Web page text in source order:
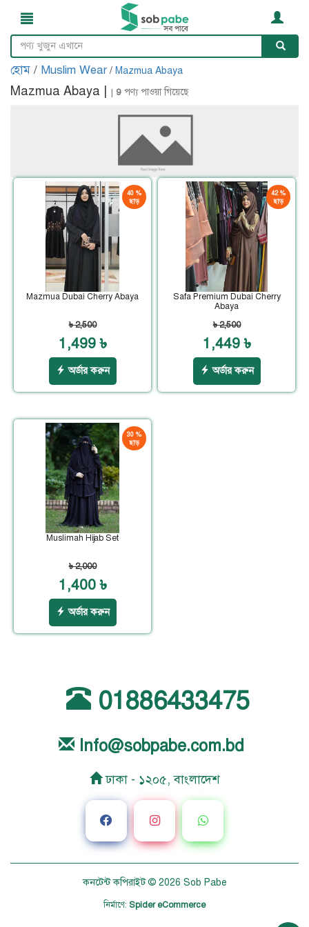
হোম / Muslim Wear / Mazmua Abaya
Mazmua Abaya | | 9 পণ্য পাওয়া গিয়েছে
40 %
ছাড়
Mazmua Dubai Cherry Abaya
৳ 2,500
1,499 ৳
অর্ডার করুন
42 %
ছাড়
Safa Premium Dubai Cherry
Abaya
৳ 2,500
1,449 ৳
অর্ডার করুন
30 %
ছাড়
Muslimah Hijab Set
৳ 2,000
1,400 ৳
অর্ডার করুন
01886433475
Info@sobpabe.com.bd
ঢাকা - ১২০৫, বাংলাদেশ
কনটেন্ট কপিরাইট © 2026 Sob Pabe
নির্মাণে: Spider eCommerce